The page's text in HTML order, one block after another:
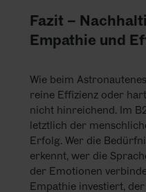
Fazit –
Empathie und
Wie beim
reine Effizienz oder
nicht hinreichend. Im
letztlich der
Erfolg. Wer die
erkennt, wer die
der Emotionen
Empathie investiert,